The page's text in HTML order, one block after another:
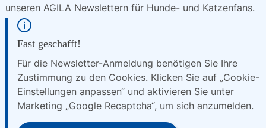
unseren AGILA Newslettern für Hunde- und Katzenfans.
Fast geschafft!
Für die Newsletter-Anmeldung benötigen Sie Ihre
Zustimmung zu den Cookies. Klicken Sie auf „Cookie-
Einstellungen anpassen“ und aktivieren Sie unter
Marketing „Google Recaptcha“, um sich anzumelden.